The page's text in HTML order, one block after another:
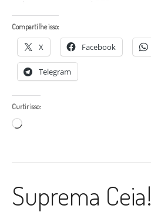
Compartilhe isso:
X Facebook
Telegram
Curtir isso:
Carregando...
Suprema Ceia!